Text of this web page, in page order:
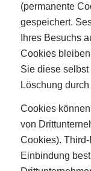
(permanente
gespeichert.
Ihres Besuchs
Cookies
Sie diese
Löschung
Cookies
von
Cookies).
Einbindung